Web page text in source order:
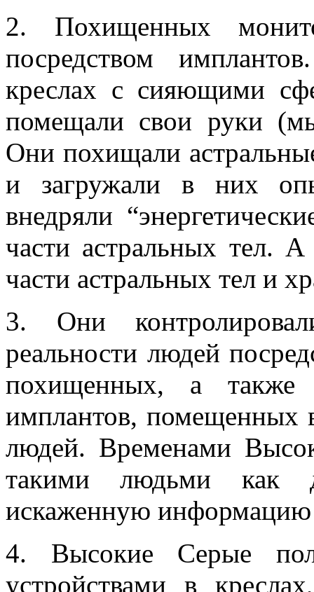
2. Похищенных
посредством
креслах с сияющими
помещали свои руки
Они похищали
и загружали в них
внедряли
части астральных тел.
части астральных тел и
3. Они
реальности людей
похищенных, а также
имплантов, помещенных
людей. Временами
такими людьми как
искаженную информацию
4. Высокие Серые
устройствами в